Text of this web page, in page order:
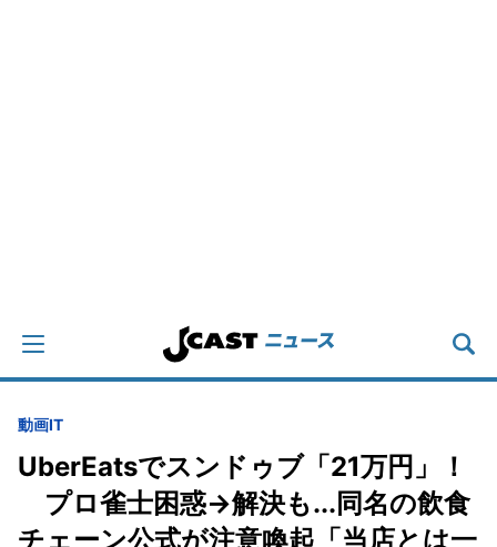
動画IT
UberEatsでスンドゥブ「21万円」！
プロ雀士困惑→解決も...同名の飲食
チェーン公式が注意喚起「当店とは一